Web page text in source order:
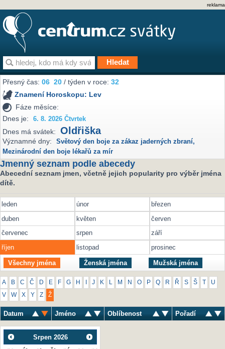
reklama
Přesný čas:06 20 / týden v roce:32
Znamení Horoskopu: Lev
Fáze měsíce:
Dnes je:
6. 8. 2026 Čtvrtek
Dnes má svátek: Oldřiška
Významné dny: Světový den boje za zákaz jaderných zbraní,
Mezinárodní den boje lékařů za mír
Jmenný seznam podle abecedy
Abecední seznam jmen, včetně jejich popularity pro výběr jména
dítě.
leden únor
březen
duben
květen
červen
červenec
srpen
září
říjen
listopad prosinec
Všechny jména Ženská jména Mužská jména
A B C Č D E F G H J K M N O P Q R Ř S Š U
V W X Y Z Ž
Datum Jméno Oblíbenost Pořadí
Srpen 2026